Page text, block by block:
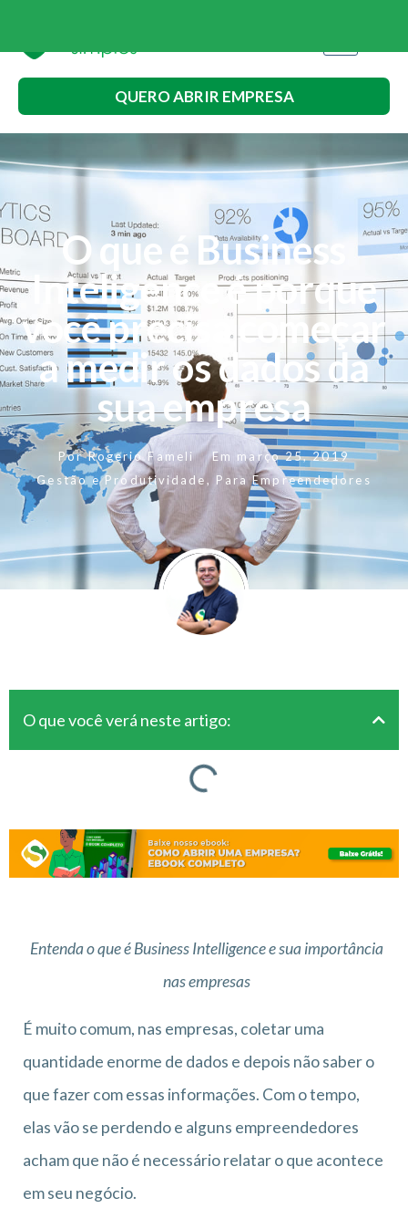
QUERO ABRIR EMPRESA
O que é Business
Inteligence é porque
você precisa começar
a medir os dados da
sua empresa
PorRogerio Fameli Em março 25, 2019
Gestão e Produtividade, Para Empreendedores
O que você verá neste artigo:
Entenda o que é Business Intelligence e sua importância
nas empresas
É muito comum, nas empresas, coletar uma
quantidade enorme de dados e depois não saber o
que fazer com essas informações. Com o tempo,
elas vão se perdendo e alguns empreendedores
acham que não é necessário relatar o que acontece
em seu negócio.